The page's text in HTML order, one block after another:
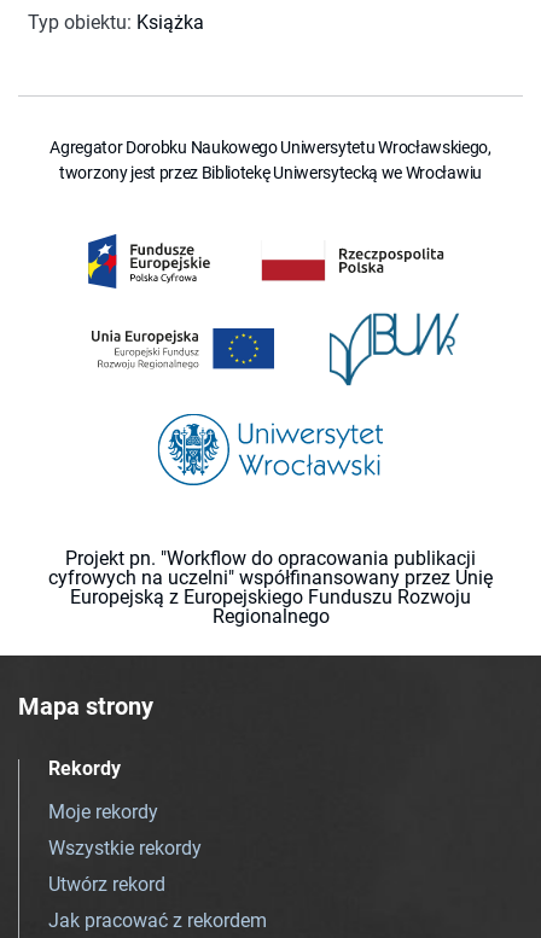
Typ obiektu: Książka
Agregator Dorobku Naukowego Uniwersytetu Wrocławskiego,
tworzony jest przez Bibliotekę Uniwersytecką we Wrocławiu
Projekt pn. "Workflow do opracowania publikacji
cyfrowych na uczelni" współfinansowany przez Unię
Europejską z Europejskiego Funduszu Rozwoju
Regionalnego
Mapa strony
Rekordy
Moje rekordy
Wszystkie rekordy
Utwórz rekord
Jak pracować z rekordem